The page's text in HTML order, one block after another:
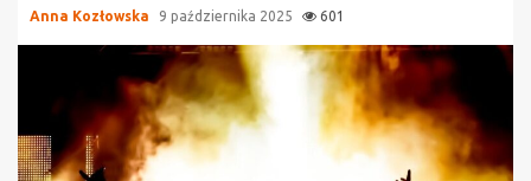
Anna Kozłowska 9 października 2025 601